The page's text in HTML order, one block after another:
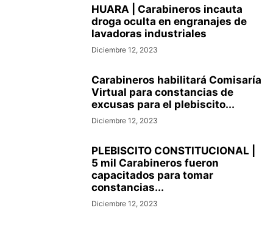
HUARA | Carabineros incauta
droga oculta en engranajes de
lavadoras industriales
Diciembre 12, 2023
Carabineros habilitará Comisaría
Virtual para constancias de
excusas para el plebiscito...
Diciembre 12, 2023
PLEBISCITO CONSTITUCIONAL |
5 mil Carabineros fueron
capacitados para tomar
constancias...
Diciembre 12, 2023